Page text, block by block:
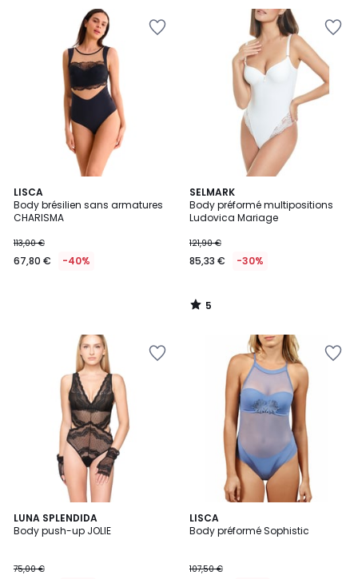
LISCA
Body brésilien sans armatures
CHARISMA
113,00 €
67,80 € -40%
SELMARK
Body préformé multipositions
Ludovica Mariage
121,90 €
85,33 € -30%
5
/
5
5
/
LUNA SPLENDIDA
Body push-up JOLIE
75,00 €
LISCA
Body préformé Sophistic
107,50 €